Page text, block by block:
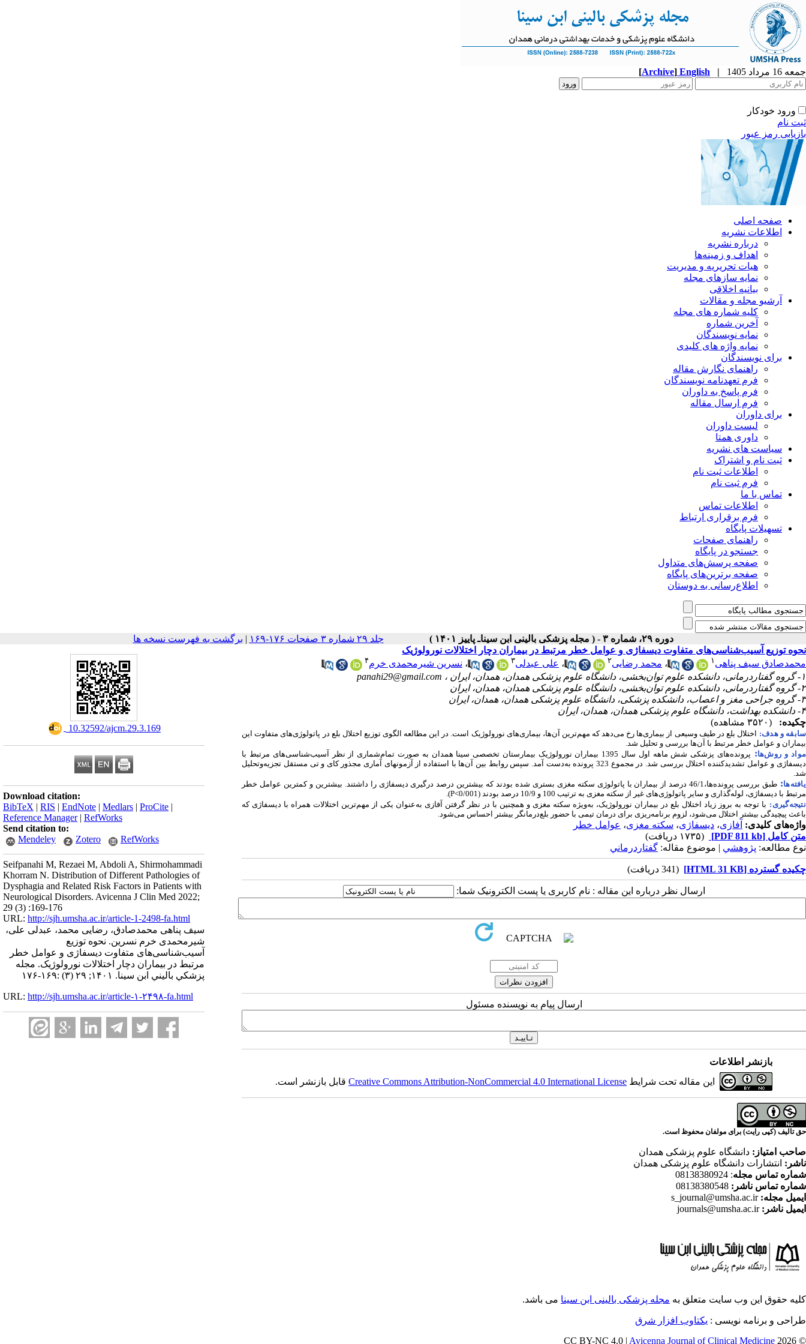
جمعه 16 مرداد 1405 |
English
[Archive]
ورود خودکار
ثبت نام
بازیابی رمز عبور
صفحه اصلی
اطلاعات نشریه
درباره نشریه
اهداف و زمینه‌ها
هیات تحریریه و مدیریت
نمایه سازهای مجله
بیانیه اخلاقی
آرشیو مجله و مقالات
کلیه شماره های مجله
آخرین شماره
نمایه نویسندگان
نمایه واژه های کلیدی
برای نویسندگان
راهنمای نگارش مقاله
فرم تعهدنامه نویسندگان
فرم پاسخ به داوران
فرم ارسال مقاله
برای داوران
لیست داوران
داوری همتا
سیاست های نشریه
ثبت نام و اشتراک
اطلاعات ثبت نام
فرم ثبت نام
تماس با ما
اطلاعات تماس
فرم برقراری ارتباط
تسهیلات پایگاه
راهنمای صفحات
جستجو در پایگاه
صفحه پرسش‌های متداول
صفحه برترین‌های پایگاه
اطلاع‌رسانی به دوستان
دوره ۲۹، شماره ۳ - ( مجله پزشکی بالینی ابن سیناـ پاییز ۱۴۰۱ ) جلد ۲۹ شماره ۳ صفحات ۱۷۶-۱۶۹ | برگشت به فهرست نسخه ها
‎ 10.32592/ajcm.29.3.169
Download citation:
BibTeX | RIS | EndNote | Medlars | ProCite |
Reference Manager| RefWorks
Send citation to:
Mendeley
Zotero RefWorks
Seifpanahi M, Rezaei M, Abdoli A, Shirmohammadi
Khorram N. Distribution of Different Pathologies of
Dysphagia and Related Risk Factors in Patients with
Neurological Disorders. Avicenna J Clin Med 2022;
29 (3) :169-176
URL: http://sjh.umsha.ac.ir/article-1-2498-fa.html
سیف پناهی محمدصادق، رضایی محمد، عبدلی علی،
شیرمحمدی خرم نسرین. نحوه توزیع
آسیب‌شناسی‌های متفاوت دیسفاژی و عوامل خطر
مرتبط در بیماران دچار اختلالات نورولوژیک. مجله
پزشكي باليني ابن سينا. ۱۴۰۱; ۲۹ (۳) :۱۶۹-۱۷۶
URL: http://sjh.umsha.ac.ir/article-۱-۲۴۹۸-fa.html
نحوه توزیع آسیب‌شناسی‌های متفاوت دیسفاژی و عوامل خطر مرتبط در بیماران دچار اختلالات نورولوژیک
محمدصادق سیف پناهی ۱ ، محمد رضایی۲ ، علی عبدلی۳ ، نسرین شیرمحمدی خرم۴
۱- گروه گفتاردرمانی، دانشکده علوم توان‌بخشی، دانشگاه علوم پزشکی همدان، همدان، ایران ،
panahi29@gmail.com
۲- گروه گفتاردرمانی، دانشکده علوم توان‌بخشی، دانشگاه علوم پزشکی همدان، همدان، ایران
۳- گروه جراحی مغز و اعصاب، دانشکده پزشکی، دانشگاه علوم پزشکی همدان، همدان، ایران
۴- دانشکده بهداشت، دانشگاه علوم پزشکی همدان، همدان، ایران
چکیده:
(۳۵۲۰ مشاهده)
سابقه و هدف: اختلال بلع در طیف وسیعی از بیماری‌ها رخ می‌دهد که مهم‌ترین آن‌ها، بیماری‌های نورولوژیک است. در این مطالعه الگوی توزیع اختلال بلع در پاتولوژی‌های متفاوت این
بیماران و عوامل خطر مرتبط با آن‌ها بررسی و تحلیل شد.
مواد و روش‌‌ها:
پرونده‌های پزشکی شش ماهه اول سال 1395 بیماران نورولوژیک بیمارستان تخصصی سینا همدان به صورت تمام‌شماری از نظر آسیب‌شناسی‌های مرتبط با
دیسفاژی و عوامل تشدیدکننده اختلال بررسی شد. در مجموع 323 پرونده به‌دست آمد. سپس روابط بین آن‌ها با استفاده از آزمون‏های آماری مجذور کای و تی مستقل تجزیه‌وتحلیل
شد.
یافته‌ها:
طبق بررسی پرونده‌ها،46/1 درصد از بیماران با پاتولوژی سکته مغزی بستری شده بودند که بیشترین درصد درگیری دیسفاژی را داشتند. بیشترین و کمترین عوامل خطر
مرتبط با دیسفاژی، لوله‌گذاری و سایر پاتولوژی‌های غیر از سکته مغزی به ترتیب 100 و 10/9 درصد بودند (0/001
P<
).
نتیجه‌گیری: با توجه به بروز زیاد اختلال بلع در بیماران نورولوژیک، به‌ویژه سکته مغزی و همچنین با در نظر گرفتن آفازی به‌عنوان یکی از مهم‌ترین اختلالات همراه با دیسفاژی که
باعث پیچیدگی بیشتر اختلال می‌شود، لزوم برنامه‌ریزی برای درمان‌ تیمی با حضور بلع‌درمانگر بیشتر احساس می‌شود.
واژه‌های کلیدی: آفازی، دیسفاژی، سکته مغزی، عوامل خطر
متن کامل [PDF 811 kb]
(۱۷۳۵ دریافت)
نوع مطالعه: پژوهشي | موضوع مقاله: گفتاردرماني
چکیده گسترده [HTML 31 KB] (341 دریافت)
ارسال نظر درباره این مقاله : نام کاربری یا پست الکترونیک شما:
ارسال پیام به نویسنده مسئول
بازنشر اطلاعات
این مقاله تحت شرایط Creative Commons Attribution-NonCommercial 4.0 International Licenseقابل بازنشر است.
حق تالیف (کپی رایت) برای مولفان محفوظ است.
صاحب امتیاز: دانشگاه علوم پزشکی همدان
ناشر: انتشارات دانشگاه علوم پزشکی همدان
شماره تماس مجله: 08138380924
شماره تماس ناشر:
ایمیل مجله: s_journal@umsha.ac.ir
ایمیل ناشر: journals@umsha.ac.ir
کلیه حقوق این وب سایت متعلق به مجله پزشکی بالینی ابن سینا می باشد.
طراحی و برنامه نویسی : یکتاوب افزار شرق
© 2026 CC BY-NC 4.0 |
Avicenna Journal of Clinical Medicine